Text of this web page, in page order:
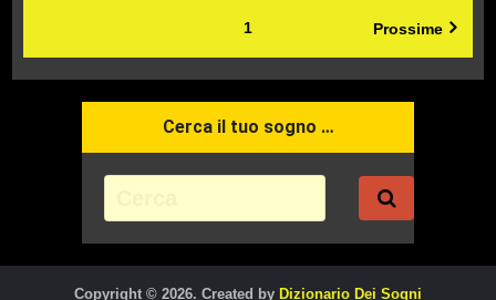
1 Prossime
Cerca il tuo sogno …
Copyright © 2026. Created by Dizionario Dei Sogni